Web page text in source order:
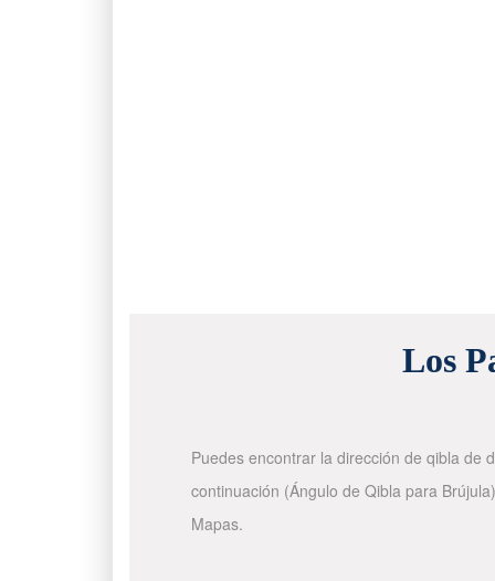
Los
Puedes encontrar la dirección de qibla de
continuación (Ángulo de Qibla para
Mapas.